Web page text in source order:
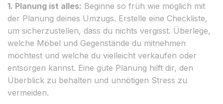
1. Planung ist alles: Beginne so früh wie möglich mit
der Planung deines Umzugs. Erstelle eine Checkliste,
um sicherzustellen, dass du nichts vergisst. Überlege,
welche Möbel und Gegenstände du mitnehmen
möchtest und welche du vielleicht verkaufen oder
entsorgen kannst. Eine gute Planung hilft dir, den
Überblick zu behalten und unnötigen Stress zu
vermeiden.